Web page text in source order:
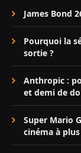
James Bond
Pourquoi la
sortie ?
Anthropic :
et demi de
Super Mario
cinéma à